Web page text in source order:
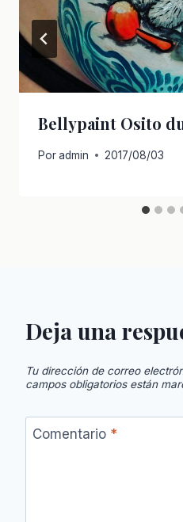
Bellypaint Osito
Poradmin 2017/08/03
Deja una
Tu dirección de correo
campos obligatorios están
Comentario *